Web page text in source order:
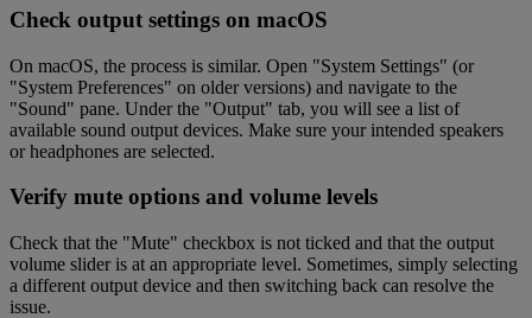
Check output settings on macOS
On macOS, the process is similar. Open "System Settings" (or
"System Preferences" on older versions) and navigate to the
"Sound" pane. Under the "Output" tab, you will see a list of
available sound output devices. Make sure your intended speakers
or headphones are selected.
Verify mute options and volume levels
Check that the "Mute" checkbox is not ticked and that the output
volume slider is at an appropriate level. Sometimes, simply selecting
a different output device and then switching back can resolve the
issue.